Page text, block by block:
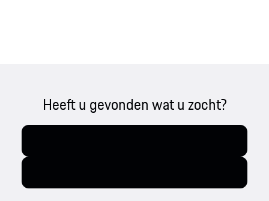
Heeft u gevonden wat u zocht?